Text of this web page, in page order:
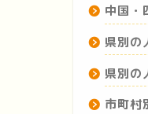
中国・
県別の
県別の
市町村